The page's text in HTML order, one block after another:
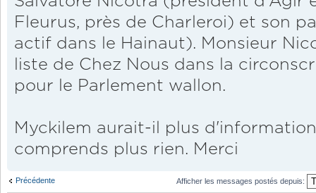
Fleurus, près de Charleroi) et son
actif dans le Hainaut). Monsieur
liste de Chez Nous dans la
pour le Parlement wallon.
Myckilem aurait-il plus
comprends plus rien. Merci
Précédente Afficher les messages postés depuis: